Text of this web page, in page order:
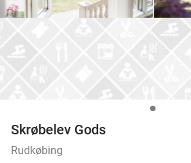
Skrøbelev Gods
Rudkøbing